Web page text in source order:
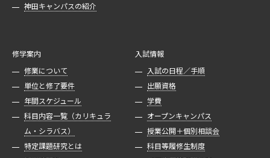
神田キャンパスの紹介
修学案内
修業について
単位と修了要件
年間スケジュール
科目内容一覧（カリキュラ
ム・シラバス）
特定課題研究とは
入試情報
入試の日程／手順
出願資格
学費
オープンキャンパス
授業公開＋個別相談会
科目等履修生制度